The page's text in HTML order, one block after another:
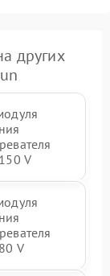
других
V
V